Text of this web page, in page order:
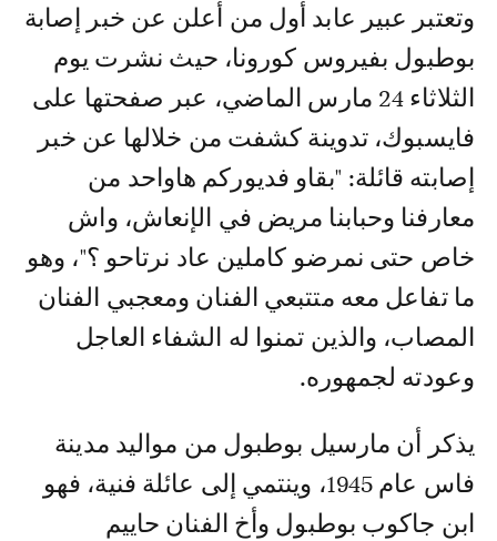
وتعتبر عبير عابد أول من أعلن عن خبر إصابة
بوطبول بفيروس كورونا، حيث نشرت يوم
الثلاثاء 24 مارس الماضي، عبر صفحتها على
فايسبوك، تدوينة كشفت من خلالها عن خبر
إصابته قائلة: "بقاو فديوركم هاواحد من
معارفنا وحبابنا مريض في الإنعاش، واش
خاص حتى نمرضو كاملين عاد نرتاحو ؟"، وهو
ما تفاعل معه متتبعي الفنان ومعجبي الفنان
المصاب، والذين تمنوا له الشفاء العاجل
وعودته لجمهوره.
يذكر أن مارسيل بوطبول من مواليد مدينة
فاس عام 1945، وينتمي إلى عائلة فنية، فهو
ابن جاكوب بوطبول وأخ الفنان حاييم